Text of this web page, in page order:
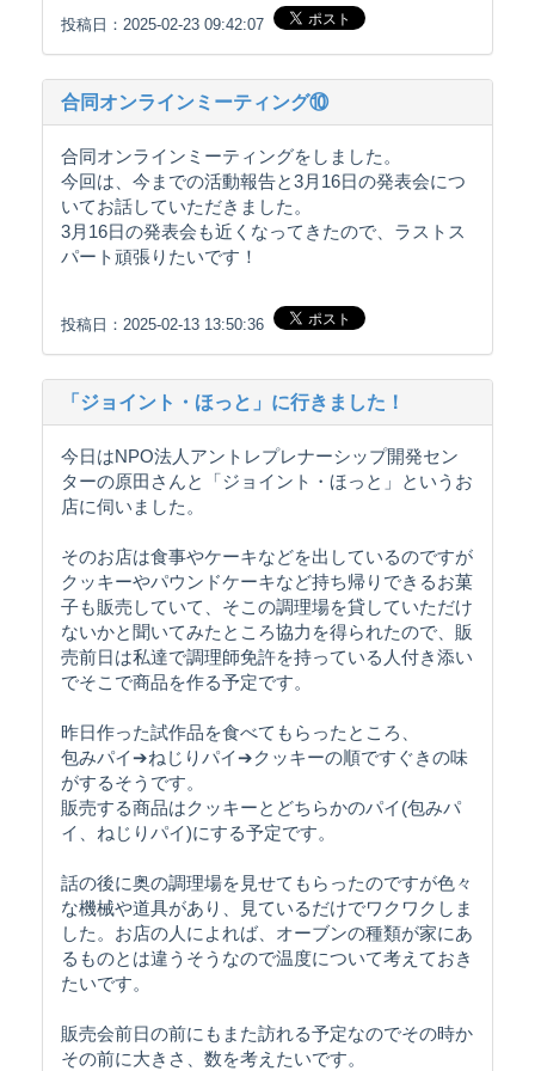
投稿日：2025-02-23 09:42:07
合同オンラインミーティング⑩
合同オンラインミーティングをしました。
今回は、今までの活動報告と3月16日の発表会につ
いてお話していただきました。
3月16日の発表会も近くなってきたので、ラストス
パート頑張りたいです！
投稿日：2025-02-13 13:50:36
「ジョイント・ほっと」に行きました！
今日はNPO法人アントレプレナーシップ開発セン
ターの原田さんと「ジョイント・ほっと」というお
店に伺いました。
そのお店は食事やケーキなどを出しているのですが
クッキーやパウンドケーキなど持ち帰りできるお菓
子も販売していて、そこの調理場を貸していただけ
ないかと聞いてみたところ協力を得られたので、販
売前日は私達で調理師免許を持っている人付き添い
でそこで商品を作る予定です。
昨日作った試作品を食べてもらったところ、
包みパイ➔ねじりパイ➔クッキーの順ですぐきの味
がするそうです。
販売する商品はクッキーとどちらかのパイ(包みパ
イ、ねじりパイ)にする予定です。
話の後に奥の調理場を見せてもらったのですが色々
な機械や道具があり、見ているだけでワクワクしま
した。お店の人によれば、オーブンの種類が家にあ
るものとは違うそうなので温度について考えておき
たいです。
販売会前日の前にもまた訪れる予定なのでその時か
その前に大きさ、数を考えたいです。